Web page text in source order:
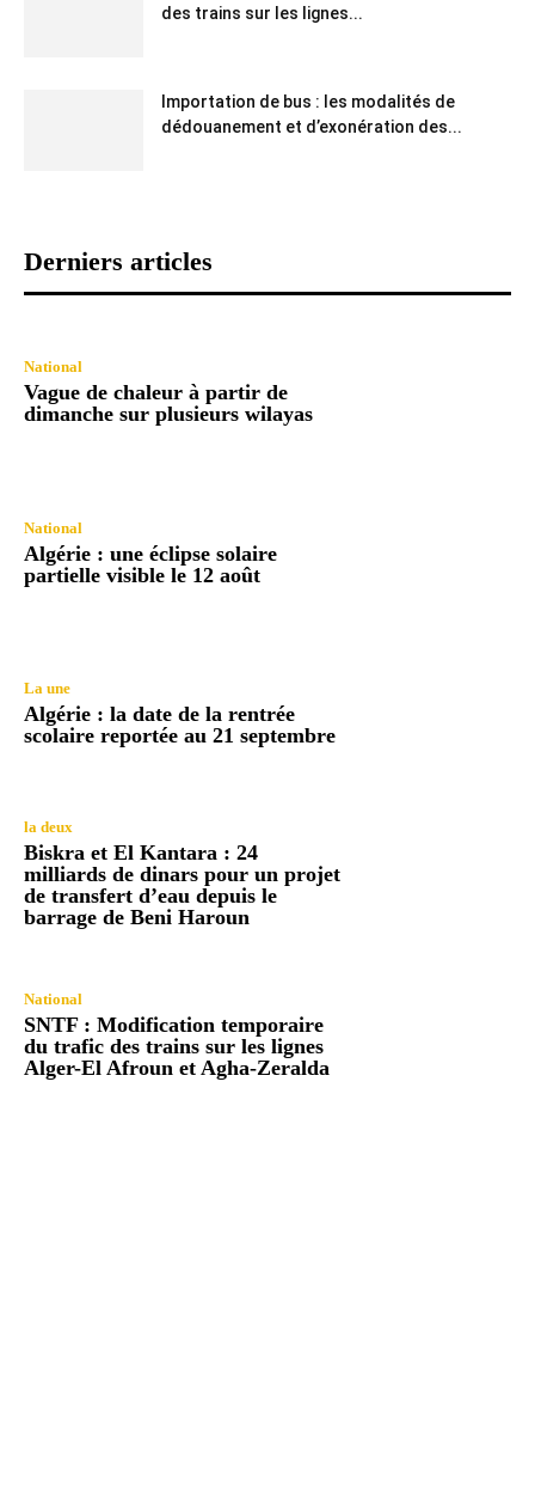
des trains sur les lignes...
Importation de bus : les modalités de
dédouanement et d’exonération des...
Derniers articles
National
Vague de chaleur à partir de
dimanche sur plusieurs wilayas
National
Algérie : une éclipse solaire
partielle visible le 12 août
La une
Algérie : la date de la rentrée
scolaire reportée au 21 septembre
la deux
Biskra et El Kantara : 24
milliards de dinars pour un projet
de transfert d’eau depuis le
barrage de Beni Haroun
National
SNTF : Modification temporaire
du trafic des trains sur les lignes
Alger-El Afroun et Agha-Zeralda